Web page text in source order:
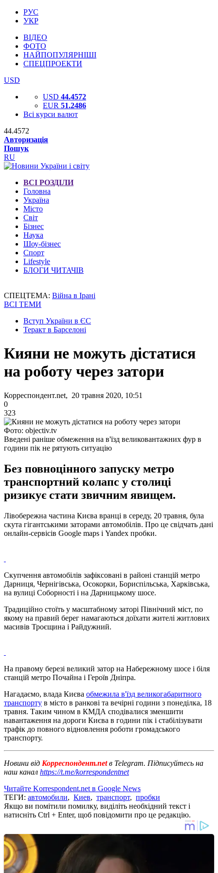
РУС
УКР
ВІДЕО
ФОТО
НАЙПОПУЛЯРНІШІ
СПЕЦПРОЕКТИ
USD
USD 44.4572
EUR 51.2486
Всі курси валют
44.4572
Авторизація
Пошук
RU
ВСІ РОЗДІЛИ
Головна
Україна
Місто
Світ
Бізнес
Наука
Шоу-бізнес
Спорт
Lifestyle
БЛОГИ ЧИТАЧІВ
СПЕЦТЕМА: Війна в Ірані
ВСІ ТЕМИ
Вступ України в ЄС
Теракт в Барселоні
Кияни не можуть дістатися
на роботу через затори
Корреспондент.net, 20 травня 2020, 10:51
0
323
Фото: objectiv.tv
Введені раніше обмеження на в'їзд великовантажних фур в
години пік не рятують ситуацію
Без повноцінного запуску метро
транспортний колапс у столиці
ризикує стати звичним явищем.
Лівобережна частина Києва вранці в середу, 20 травня, була
скута гігантськими заторами автомобілів. Про це свідчать дані
онлайн-сервісів Google maps і Yandex пробки.
Скупчення автомобілів зафіксовані в районі станцій метро
Дарниця, Чернігівська, Осокорки, Бориспільська, Харківська,
на вулиці Соборності і на Дарницькому шосе.
Традиційно стоїть у масштабному заторі Північний міст, по
якому на правий берег намагаються доїхати жителі житлових
масивів Троєщина і Райдужний.
На правому березі великий затор на Набережному шосе і біля
станцій метро Почайна і Героїв Дніпра.
Нагадаємо, влада Києва обмежила в'їзд великогабаритного
транспорту в місто в ранкові та вечірні години з понеділка, 18
травня. Таким чином в КМДА сподівалися зменшити
навантаження на дороги Києва в години пік і стабілізувати
трафік до повного відновлення роботи громадського
транспорту.
Новини від Корреспондент.netв Telegram. Підписуйтесь на
наш канал https://t.me/korrespondentnet
Читайте Korrespondent.net в Google News
ТЕГИ: автомобили, Киев, транспорт, пробки
Якщо ви помітили помилку, виділіть необхідний текст і
натисніть Ctrl + Enter, щоб повідомити про це редакцію.